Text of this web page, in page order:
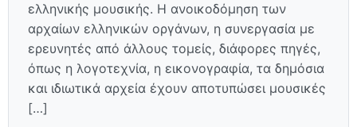
ελληνικής μουσικής. Η ανοικοδόμηση των
αρχαίων ελληνικών οργάνων, η συνεργασία με
ερευνητές από άλλους τομείς, διάφορες πηγές,
όπως η λογοτεχνία, η εικονογραφία, τα δημόσια
και ιδιωτικά αρχεία έχουν αποτυπώσει μουσικές
[…]